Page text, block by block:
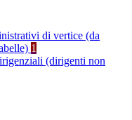
di vertice (da
1
(dirigenti non